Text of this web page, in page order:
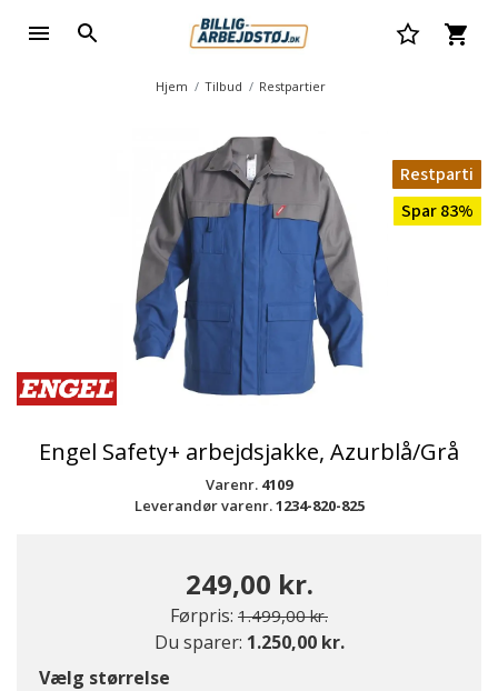
Hjem Tilbud Restpartier
Restparti
Spar 83%
Engel Safety+ arbejdsjakke, Azurblå/Grå
Varenr. 4109
Leverandør varenr.1234-820-825
249,00 kr.
Førpris: Pris nedsat fra
1.499,00 kr.til
Du sparer: 1.250,00 kr.
Vælg størrelse